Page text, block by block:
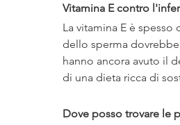
Vitamina E contro
La vitamina E è
dello sperma
hanno ancora avuto il
di una dieta ricca di
Dove posso trovare le